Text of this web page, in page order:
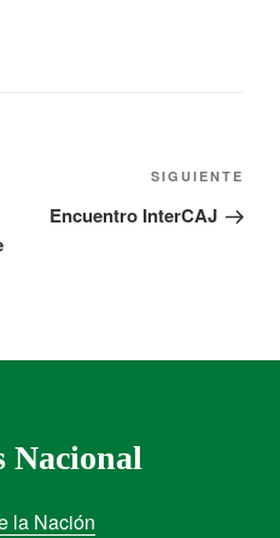
SIGUIENTE
Encuentro InterCAJ
Nacional
la Nación